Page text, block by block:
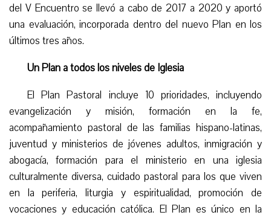
del V Encuentro se llevó a cabo de 2017 a 2020 y aportó
una evaluación, incorporada dentro del nuevo Plan en los
últimos tres años.
Un Plan a todos los niveles de Iglesia
El Plan Pastoral incluye 10 prioridades, incluyendo
evangelización y misión, formación en la fe,
acompañamiento pastoral de las familias hispano-latinas,
juventud y ministerios de jóvenes adultos, inmigración y
abogacía, formación para el ministerio en una iglesia
culturalmente diversa, cuidado pastoral para los que viven
en la periferia, liturgia y espiritualidad, promoción de
vocaciones y educación católica. El Plan es único en la